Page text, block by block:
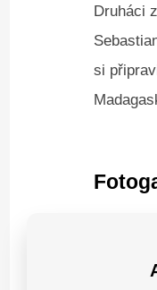
Druháci
si